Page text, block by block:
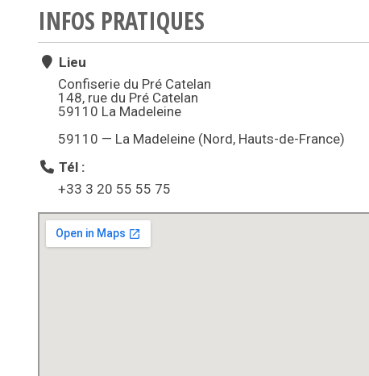
INFOS PRATIQUES
Lieu
Confiserie du Pré Catelan
148, rue du Pré Catelan
59110 La Madeleine
59110 — La Madeleine (Nord, Hauts-de-France)
Tél :
+33 3 20 55 55 75